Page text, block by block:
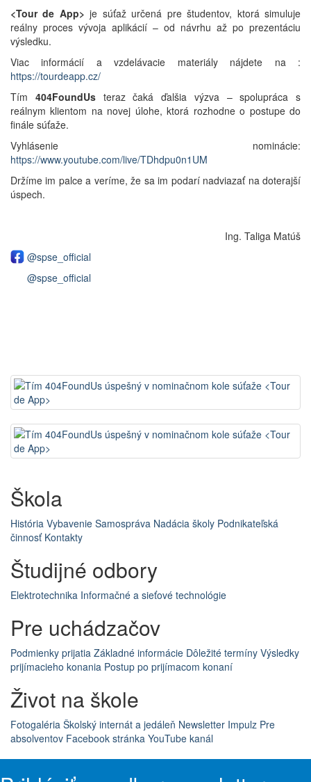
<Tour de App> je súťaž určená pre študentov, ktorá simuluje
reálny proces vývoja aplikácií – od návrhu až po prezentáciu
výsledku.
Viac informácií a vzdelávacie materiály nájdete na :
https://tourdeapp.cz/
Tím 404FoundUsteraz čaká ďalšia výzva – spolupráca s
reálnym klientom na novej úlohe, ktorá rozhodne o postupe do
finále súťaže.
Vyhlásenie nominácie:
https://www.youtube.com/live/TDhdpu0n1UM
Držíme im palce a veríme, že sa im podarí nadviazať na doterajší
úspech.
Ing. Taliga Matúš
@spse_official
@spse_official
Škola
História Vybavenie Samospráva Nadácia školy Podnikateľská
činnosť Kontakty
Študijné odbory
Elektrotechnika Informačné a sieťové technológie
Pre uchádzačov
Podmienky prijatia Základné informácie Dôležité termíny Výsledky
prijímacieho konania Postup po prijímacom konaní
Život na škole
Fotogaléria Školský internát a jedáleň Newsletter Impulz Pre
absolventov Facebook stránka YouTube kanál